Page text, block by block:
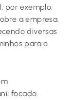
por exemplo,
a empresa,
diversas
para o
focado.